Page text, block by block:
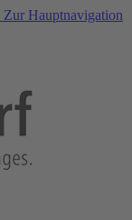
Zur Hauptnavigation